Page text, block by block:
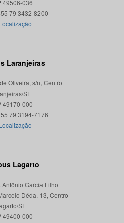
49506-036
Laranjeiras
Oliveira, s/n, Centro
SE
49170-000
Lagarto
Antônio Garcia Filho
Déda, 13, Centro
SE
49400-000